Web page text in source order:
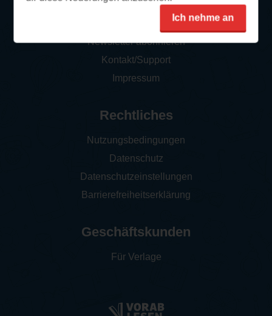
Ich nehme an
So funktioniert‘s
Newsletter abonnieren
Kontakt/Support
Impressum
Rechtliches
Nutzungsbedingungen
Datenschutz
Datenschutzeinstellungen
Barrierefreiheitserklärung
Geschäftskunden
Für Verlage